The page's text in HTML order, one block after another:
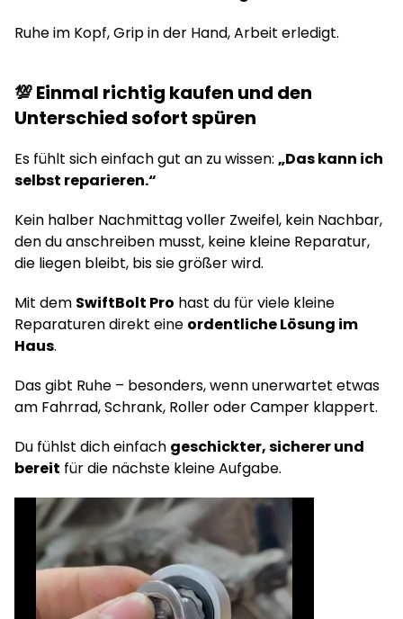
Ruhe im Kopf, Grip in der Hand, Arbeit erledigt.
💯 Einmal richtig kaufen und den
Unterschied sofort spüren
Es fühlt sich einfach gut an zu wissen: „Das kann ich
selbst reparieren.“
Kein halber Nachmittag voller Zweifel, kein Nachbar,
den du anschreiben musst, keine kleine Reparatur,
die liegen bleibt, bis sie größer wird.
Mit dem SwiftBolt Pro hast du für viele kleine
Reparaturen direkt eine ordentliche Lösung im
Haus.
Das gibt Ruhe – besonders, wenn unerwartet etwas
am Fahrrad, Schrank, Roller oder Camper klappert.
Du fühlst dich einfach geschickter, sicherer und
bereit für die nächste kleine Aufgabe.